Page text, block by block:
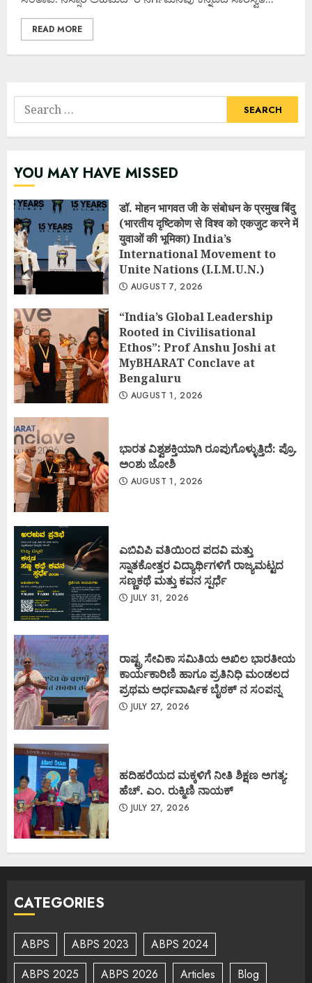
READ MORE
Search
for:
YOU MAY HAVE MISSED
डॉ. मोहन भागवत जी के संबोधन के प्रमुख बिंदु
(भारतीय दृष्टिकोण से विश्व को एकजुट करने में
युवाओं की भूमिका) India’s
International Movement to
Unite Nations (I.I.M.U.N.)
AUGUST 7, 2026
“India’s Global Leadership
Rooted in Civilisational
Ethos”: Prof Anshu Joshi at
MyBHARAT Conclave at
Bengaluru
AUGUST 1, 2026
ಭಾರತ ವಿಶ್ವಶಕ್ತಿಯಾಗಿ ರೂಪುಗೊಳ್ಳುತ್ತಿದೆ: ಪ್ರೊ.
ಅಂಶು ಜೋಶಿ
AUGUST 1, 2026
ಎಬಿವಿಪಿ ವತಿಯಿಂದ ಪದವಿ ಮತ್ತು
ಸ್ನಾತಕೋತ್ತರ ವಿದ್ಯಾರ್ಥಿಗಳಿಗೆ ರಾಜ್ಯಮಟ್ಟದ
ಸಣ್ಣಕಥೆ ಮತ್ತು ಕವನ ಸ್ಪರ್ಧೆ
JULY 31, 2026
ರಾಷ್ಟ್ರ ಸೇವಿಕಾ ಸಮಿತಿಯ ಅಖಿಲ ಭಾರತೀಯ
ಕಾರ್ಯಕಾರಿಣಿ ಹಾಗೂ ಪ್ರತಿನಿಧಿ ಮಂಡಲದ
ಪ್ರಥಮ ಅರ್ಧವಾರ್ಷಿಕ ಬೈಠಕ್ ನ ಸಂಪನ್ನ
JULY 27, 2026
ಹದಿಹರೆಯದ ಮಕ್ಕಳಿಗೆ ನೀತಿ ಶಿಕ್ಷಣ ಅಗತ್ಯ:
ಹೆಚ್. ಎಂ. ರುಕ್ಮಿಣಿ ನಾಯಕ್
JULY 27, 2026
CATEGORIES
ABPS ABPS 2023
ABPS 2024
ABPS 2025
ABPS 2026 Articles
Blog